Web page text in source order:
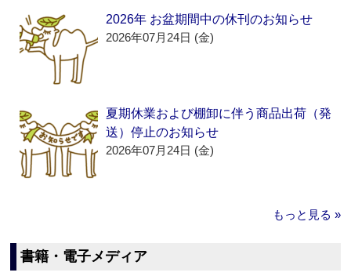
2026年 お盆期間中の休刊のお知らせ
2026年07月24日 (金)
夏期休業および棚卸に伴う商品出荷（発
送）停止のお知らせ
2026年07月24日 (金)
もっと見る »
書籍・電子メディア